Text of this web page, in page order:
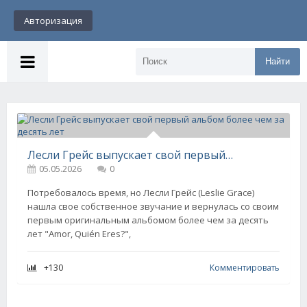
Авторизация
Найти
Лесли Грейс выпускает свой первый альбом более чем за десять лет
05.05.2026
0
Потребовалось время, но Лесли Грейс (Leslie Grace)
нашла свое собственное звучание и вернулась со своим
первым оригинальным альбомом более чем за десять
лет "Amor, Quién Eres?",
+130 Комментировать